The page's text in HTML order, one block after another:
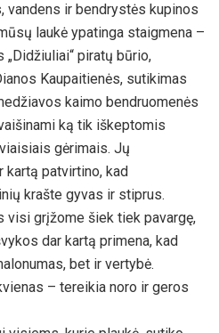
vandens ir bendrystės kupinos
laukė ypatinga staigmena –
piratų būrio,
Kaupaitienės, sutikimas
kaimo bendruomenės
ką tik iškeptomis
gėrimais. Jų
patvirtino, kad
krašte gyvas ir stiprus.
grįžome šiek tiek pavargę,
dar kartą primena, kad
bet ir vertybė.
– tereikia noro ir geros